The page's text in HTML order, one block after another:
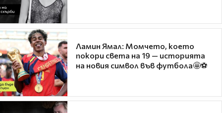
Ламин Ямал: Момчето, което
покори света на 19 — историята
на новия символ във футбола🤩⚽